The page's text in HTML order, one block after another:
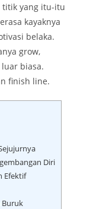
titik yang itu-itu
kayaknya
belaka.
grow,
biasa.
finish line.
Diri
Efektif
Buruk